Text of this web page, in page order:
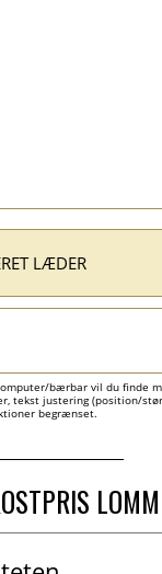
LÆDER
bærbar vil du finde
tekst justering (position/
begrænset.